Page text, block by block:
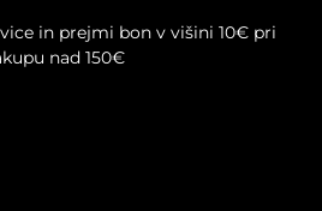
in prejmi bon v višini 10€ pri
nad 150€